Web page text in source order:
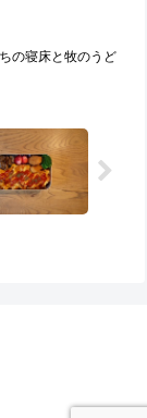
の寝床と牧のうど